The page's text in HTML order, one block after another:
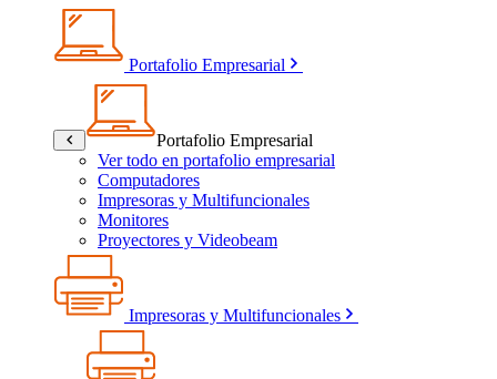
Portafolio Empresarial
Portafolio Empresarial
Ver todo en portafolio empresarial
Computadores
Impresoras y Multifuncionales
Monitores
Proyectores y Videobeam
Impresoras y Multifuncionales